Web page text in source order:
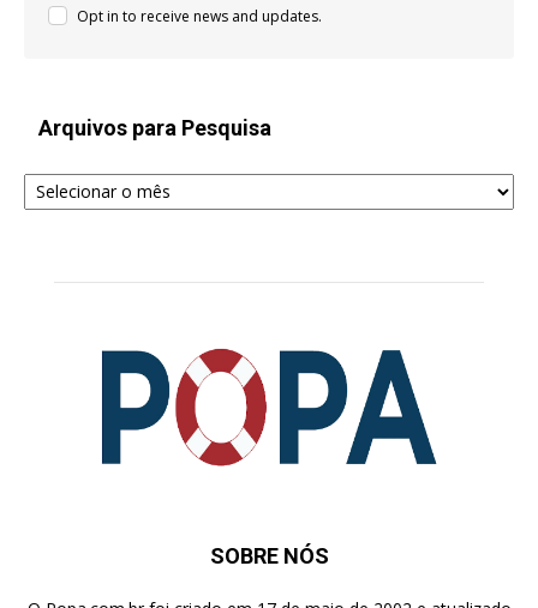
Opt in to receive news and updates.
Arquivos para Pesquisa
Arquivos
para
SOBRE NÓS